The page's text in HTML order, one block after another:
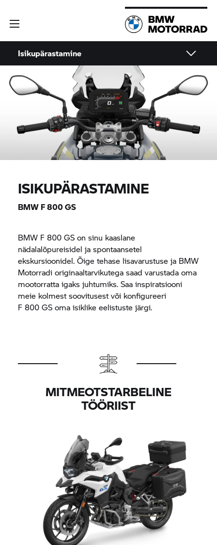
Isikupärastamine
ISIKUPÄRASTAMINE
BMW F 800 GS
BMW F 800 GS on sinu kaaslane
nädalalõpureisidel ja spontaansetel
ekskursioonidel. Õige tehase lisavarustuse ja BMW
Motorradi originaaltarvikutega saad varustada oma
mootorratta igaks juhtumiks. Saa inspiratsiooni
meie kolmest soovitusest või konfigureeri
F 800 GS oma isiklike eelistuste järgi.
MITMEOTSTARBELINE
TÖÖRIIST